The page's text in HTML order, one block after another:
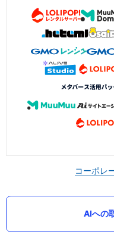
コーポレ
AIへの